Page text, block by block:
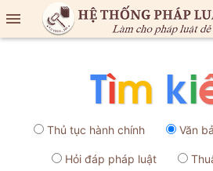

Thủ tục hành chính Văn
Hỏi đáp pháp luật